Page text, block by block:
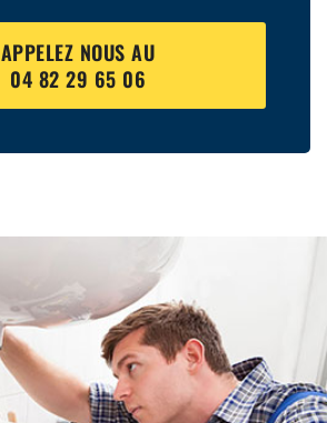
APPELEZ NOUS AU
04 82 29 65 06